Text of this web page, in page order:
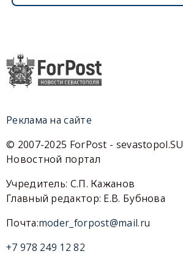
Реклама на сайте
© 2007-2025 ForPost - sevastopol.SU
Новостной портал
Учредитель: С.П. Кажанов
Главный редактор: Е.В. Бубнова
Почта:moder_forpost@mail.ru
+7 978 249 12 82